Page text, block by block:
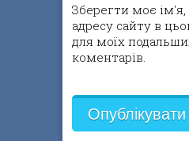
Зберегти моє
адресу сайту в
для моїх
коментарів.